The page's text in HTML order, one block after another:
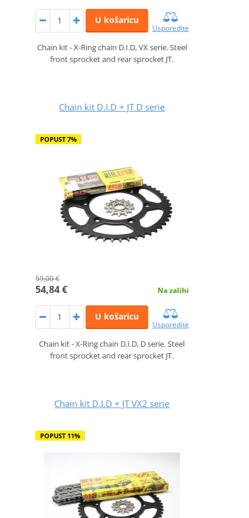
U košaricu
Usporedite
Chain kit - X-Ring chain D.I.D, VX serie. Steel
front sprocket and rear sprocket JT.
Chain kit D.I.D + JT D serie
POPUST 7%
59,00 €
54,84 € Na zalihi
U košaricu
Usporedite
Chain kit - X-Ring chain D.I.D, D serie. Steel
front sprocket and rear sprocket JT.
Chain kit D.I.D + JT VX2 serie
POPUST 11%